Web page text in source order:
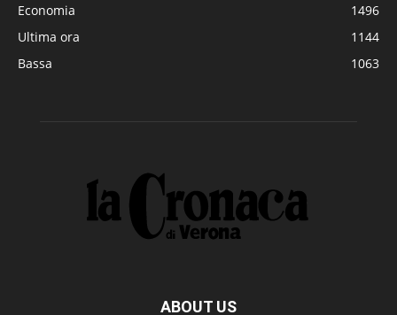
Economia
1496
Ultima ora
1144
Bassa
1063
ABOUT US